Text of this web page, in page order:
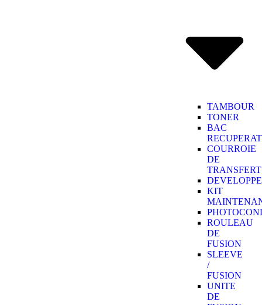
TAMBOUR
TONER
BAC
COURROIE
DE
TRANSFERT
KIT
ROULEAU
DE
FUSION
SLEEVE
/
FUSION
UNITE
DE